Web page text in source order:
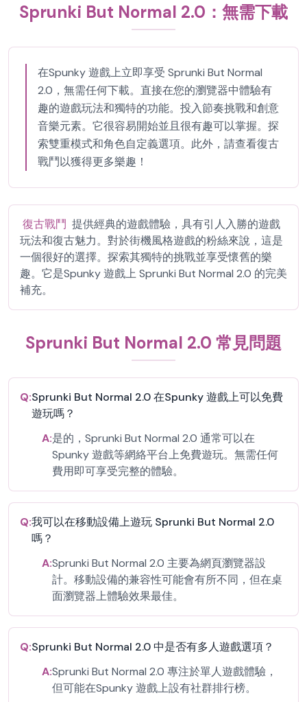
Sprunki But Normal 2.0：無需下載
在Spunky 遊戲上立即享受 Sprunki But Normal
2.0，無需任何下載。直接在您的瀏覽器中體驗有
趣的遊戲玩法和獨特的功能。投入節奏挑戰和創意
音樂元素。它很容易開始並且很有趣可以掌握。探
索雙重模式和角色自定義選項。此外，請查看復古
戰鬥以獲得更多樂趣！
復古戰鬥 提供經典的遊戲體驗，具有引人入勝的遊戲
玩法和復古魅力。對於街機風格遊戲的粉絲來說，這是
一個很好的選擇。探索其獨特的挑戰並享受懷舊的樂
趣。它是Spunky 遊戲上 Sprunki But Normal 2.0 的完美
補充。
Sprunki But Normal 2.0 常見問題
Q:Sprunki But Normal 2.0 在Spunky 遊戲上可以免費
遊玩嗎？
A:是的，Sprunki But Normal 2.0 通常可以在
Spunky 遊戲等網絡平台上免費遊玩。無需任何
費用即可享受完整的體驗。
Q:我可以在移動設備上遊玩 Sprunki But Normal 2.0
嗎？
A:Sprunki But Normal 2.0 主要為網頁瀏覽器設
計。移動設備的兼容性可能會有所不同，但在桌
面瀏覽器上體驗效果最佳。
Q:Sprunki But Normal 2.0 中是否有多人遊戲選項？
A:Sprunki But Normal 2.0 專注於單人遊戲體驗，
但可能在Spunky 遊戲上設有社群排行榜。